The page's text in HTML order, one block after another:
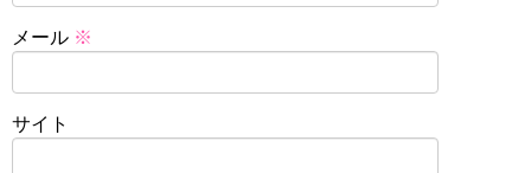
メール ※
サイト